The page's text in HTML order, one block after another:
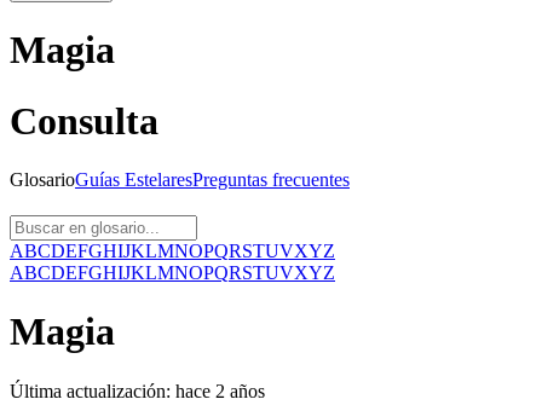
Magia
Consulta
GlosarioGuías EstelaresPreguntas frecuentes
ABCDEFGHIJKLMNOPQRSTUVXYZ
ABCDEFGHIJKLMNOPQRSTUVXYZ
Magia
Última actualización: hace 2 años